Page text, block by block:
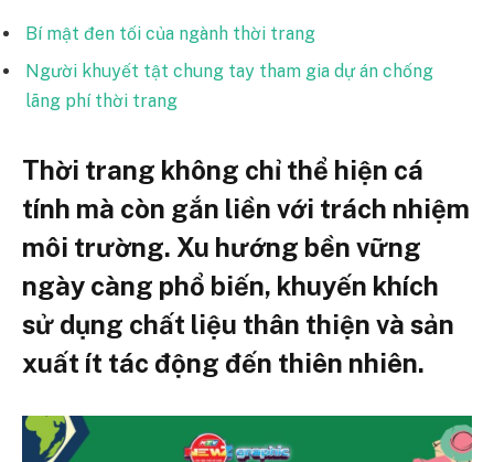
Bí mật đen tối của ngành thời trang
Người khuyết tật chung tay tham gia dự án chống
lãng phí thời trang
Thời trang không chỉ thể hiện cá
tính mà còn gắn liền với trách nhiệm
môi trường. Xu hướng bền vững
ngày càng phổ biến, khuyến khích
sử dụng chất liệu thân thiện và sản
xuất ít tác động đến thiên nhiên.